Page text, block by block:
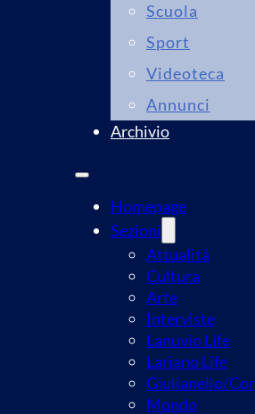
Scuola
Sport
Videoteca
Annunci
Archivio
Homepage
Sezioni
Attualità
Cultura
Arte
Interviste
Lanuvio Life
Lariano Life
Giulianello/
Mondo